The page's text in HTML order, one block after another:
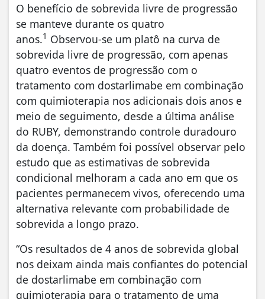
O benefício de sobrevida livre de progressão
se manteve durante os quatro
anos.1 Observou‑se um platô na curva de
sobrevida livre de progressão, com apenas
quatro eventos de progressão com o
tratamento com dostarlimabe em combinação
com quimioterapia nos adicionais dois anos e
meio de seguimento, desde a última análise
do RUBY, demonstrando controle duradouro
da doença. Também foi possível observar pelo
estudo que as estimativas de sobrevida
condicional melhoram a cada ano em que os
pacientes permanecem vivos, oferecendo uma
alternativa relevante com probabilidade de
sobrevida a longo prazo.
“Os resultados de 4 anos de sobrevida global
nos deixam ainda mais confiantes do potencial
de dostarlimabe em combinação com
quimioterapia para o tratamento de uma